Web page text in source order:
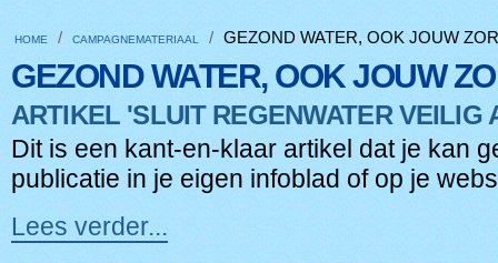
HOME / CAMPAGNEMATERIAAL / GEZOND WATER, OOK JOUW
GEZOND WATER, OOK JOUW
ARTIKEL 'SLUIT REGENWATER VEILIG
Dit is een kant-en-klaar artikel dat je kan
publicatie in je eigen infoblad of op je
Artikel
'Sluit
Lees verder...